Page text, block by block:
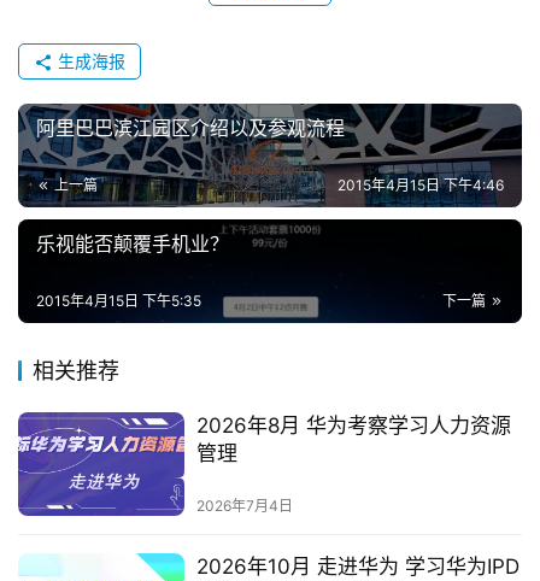
生成海报
阿里巴巴滨江园区介绍以及参观流程
上一篇 2015年4月15日 下午4:46
乐视能否颠覆手机业？
下一篇
2015年4月15日 下午5:35
相关推荐
2026年8月 华为考察学习人力资源
管理
2026年7月4日
2026年10月 走进华为 学习华为IPD